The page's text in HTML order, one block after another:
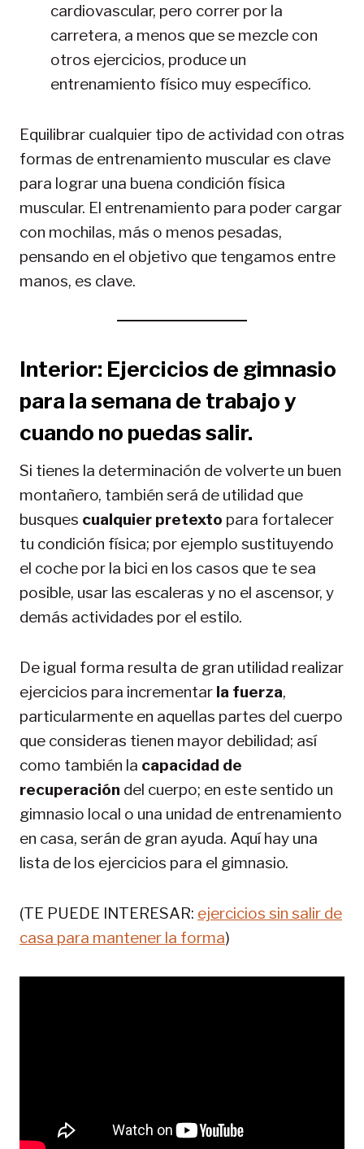
cardiovascular, pero correr por la
carretera, a menos que se mezcle con
otros ejercicios, produce un
entrenamiento físico muy específico.
Equilibrar cualquier tipo de actividad con otras
formas de entrenamiento muscular es clave
para lograr una buena condición física
muscular. El entrenamiento para poder cargar
con mochilas, más o menos pesadas,
pensando en el objetivo que tengamos entre
manos, es clave.
Interior: Ejercicios de gimnasio
para la semana de trabajo y
cuando no puedas salir.
Si tienes la determinación de volverte un buen
montañero, también será de utilidad que
busques cualquier pretexto para fortalecer
tu condición física; por ejemplo sustituyendo
el coche por la bici en los casos que te sea
posible, usar las escaleras y no el ascensor, y
demás actividades por el estilo.
De igual forma resulta de gran utilidad realizar
ejercicios para incrementar la fuerza,
particularmente en aquellas partes del cuerpo
que consideras tienen mayor debilidad; así
como también la capacidad de
recuperación del cuerpo; en este sentido un
gimnasio local o una unidad de entrenamiento
en casa, serán de gran ayuda. Aquí hay una
lista de los ejercicios para el gimnasio.
(TE PUEDE INTERESAR: ejercicios sin salir de
casa para mantener la forma)